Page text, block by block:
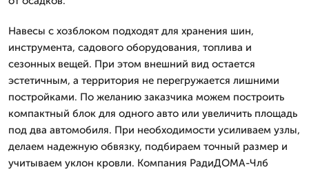
Навесы с хозблоком подходят для хранения шин,
инструмента, садового оборудования, топлива и
сезонных вещей. При этом внешний вид остается
эстетичным, а территория не перегружается лишними
постройками. По желанию заказчика можем построить
компактный блок для одного авто или увеличить площадь
под два автомобиля. При необходимости усиливаем узлы,
делаем надежную обвязку, подбираем точный размер и
учитываем уклон кровли. Компания РадиДОМА-Члб